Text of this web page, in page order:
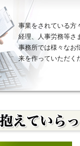
事業をされている方
経理、人事労務等さ
事務所では様々なお
来を作っていただく